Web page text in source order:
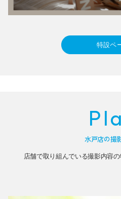
特設ペ
水戸店の撮
店舗で取り組んでいる撮影内容